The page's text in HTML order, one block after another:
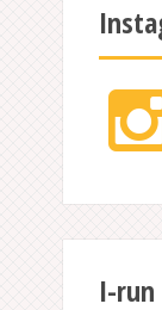
I-run